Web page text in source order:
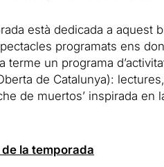
està dedicada a aquest
programats ens
terme un programa
de Catalunya):
de muertos’ inspirada
la temporada